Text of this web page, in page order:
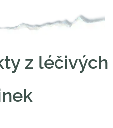
z léčivých